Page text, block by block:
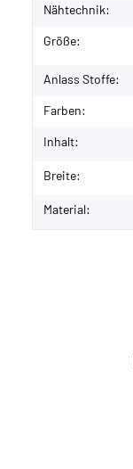
Nähtechnik:
Größe:
Anlass Stoffe:
Farben:
Inhalt:
Breite:
Material: